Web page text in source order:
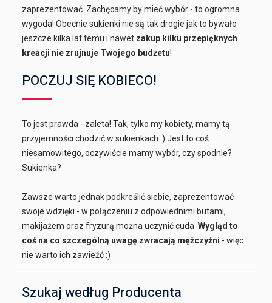
zaprezentować. Zachęcamy by mieć wybór - to ogromna
wygoda! Obecnie sukienki nie są tak drogie jak to bywało
jeszcze kilka lat temu i nawet zakup kilku przepięknych
kreacji nie zrujnuje Twojego budżetu!
POCZUJ SIĘ KOBIECO!
To jest prawda - zaleta! Tak, tylko my kobiety, mamy tą
przyjemności chodzić w sukienkach :) Jest to coś
niesamowitego, oczywiście mamy wybór, czy spodnie?
Sukienka?
Zawsze warto jednak podkreślić siebie, zaprezentować
swoje wdzięki - w połączeniu z odpowiednimi butami,
makijażem oraz fryzurą można uczynić cuda.Wygląd to
coś na co szczególną uwagę zwracają mężczyźni - więc
nie warto ich zawieźć :)
Szukaj według Producenta